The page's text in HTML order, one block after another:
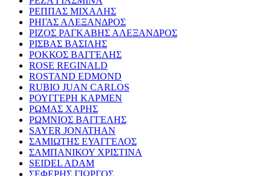
ΡΕΠΠΑΣ ΜΙΧΑΛΗΣ
ΡΗΓΑΣ ΑΛΕΞΑΝΔΡΟΣ
ΡΙΖΟΣ ΡΑΓΚΑΒΗΣ ΑΛΕΞΑΝΔΡΟΣ
ΡΙΣΒΑΣ ΒΑΣΙΛΗΣ
ΡΟΚΚΟΣ ΒΑΓΓΕΛΗΣ
ROSE REGINALD
ROSTAND EDMOND
RUBIO JUAN CARLOS
ΡΟΥΓΓΕΡΗ ΚΑΡΜΕΝ
ΡΩΜΑΣ ΧΑΡΗΣ
ΡΩΜΝΙΟΣ ΒΑΓΓΕΛΗΣ
SAYER JONATHAN
ΣΑΜΙΩΤΗΣ ΕΥΑΓΓΕΛΟΣ
ΣΑΜΠΑΝΙΚΟΥ ΧΡΙΣΤΙΝΑ
SEIDEL ADAM
ΣΕΦΕΡΗΣ ΓΙΩΡΓΟΣ